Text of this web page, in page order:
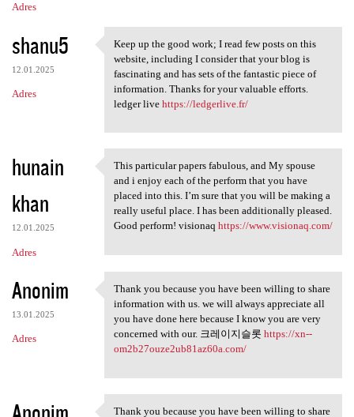
Adres
shanu5
12.01.2025
Adres
Keep up the good work; I read
Keep up the good work; I read few posts on this
website, including I consider that your blog is
fascinating and has sets of the fantastic piece of
information. Thanks for your valuable efforts.
ledger live https://ledgerlive.fr/
hunain
khan
12.01.2025
Adres
This particular papers
This particular papers fabulous, and My spouse
and i enjoy each of the perform that you have
placed into this. I’m sure that you will be making a
really useful place. I has been additionally pleased.
Good perform! visionaq https://www.visionaq.com/
Anonim
13.01.2025
Adres
Thank you because you have
Thank you because you have been willing to share
information with us. we will always appreciate all
you have done here because I know you are very
concerned with our. 크레이지슬롯 https://xn--
om2b27ouze2ub81az60a.com/
Thank you because you have been willing to share